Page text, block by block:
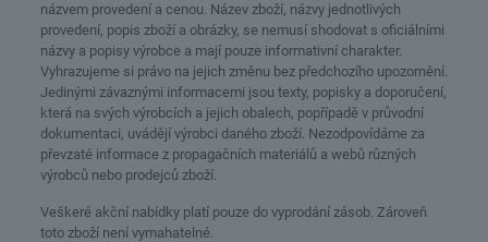
názvem provedení a cenou. Název zboží, názvy jednotlivých
provedení, popis zboží a obrázky, se nemusí shodovat s oficiálními
názvy a popisy výrobce a mají pouze informativní charakter.
Vyhrazujeme si právo na jejich změnu bez předchozího upozornění.
Jedinými závaznými informacemi jsou texty, popisky a doporučení,
která na svých výrobcích a jejich obalech, popřípadě v průvodní
dokumentaci, uvádějí výrobci daného zboží. Nezodpovídáme za
převzaté informace z propagačních materiálů a webů různých
výrobců nebo prodejců zboží.
Veškeré akční nabídky platí pouze do vyprodání zásob. Zároveň
toto zboží není vymahatelné.